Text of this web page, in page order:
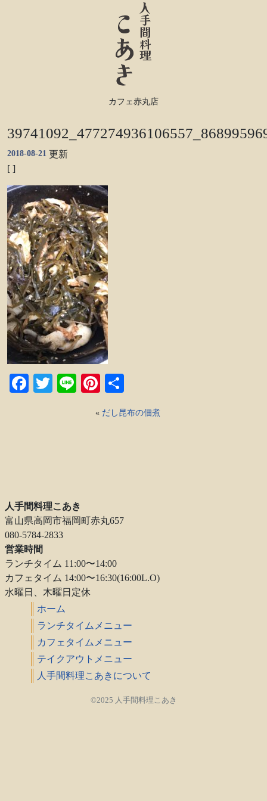
カフェ赤丸店
2018-08-21 更新
[ ]
Facebook
TwitterLinePinterest
有
« だし昆布の佃煮
人手間料理こあき
富山県高岡市福岡町赤丸657
080-5784-2833
営業時間
ランチタイム 11:00〜14:00
カフェタイム 14:00〜16:30(16:00L.O)
水曜日、木曜日定休
ホーム
ランチタイムメニュー
カフェタイムメニュー
テイクアウトメニュー
人手間料理こあきについて
©2025 人手間料理こあき